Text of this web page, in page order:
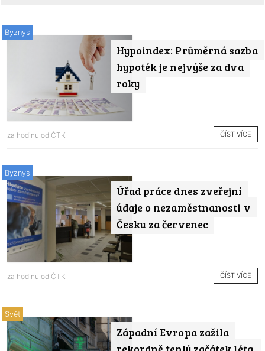
Hypoindex: Průměrná sazba
hypoték je nejvýše za dva
roky
Byznys
za hodinu od ČTK ČÍST VÍCE
Úřad práce dnes zveřejní
údaje o nezaměstnanosti v
Česku za červenec
Byznys
za hodinu od ČTK ČÍST VÍCE
Západní Evropa zažila
Svět